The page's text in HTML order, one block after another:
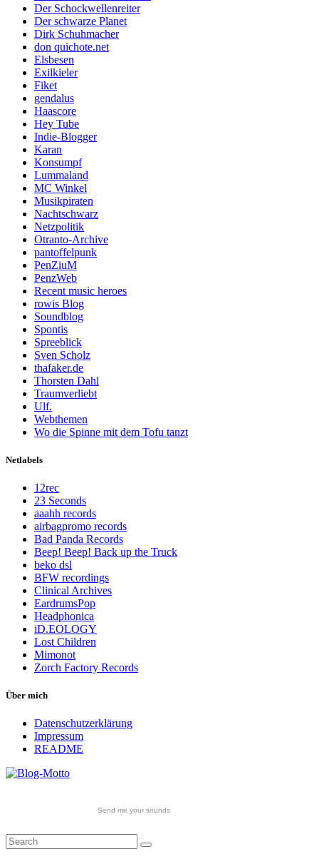
Der Schockwellenreiter
Der schwarze Planet
Dirk Schuhmacher
don quichote.net
Elsbesen
Exilkieler
Fiket
gendalus
Haascore
Hey Tube
Indie-Blogger
Karan
Konsumpf
Lummaland
MC Winkel
Musikpiraten
Nachtschwarz
Netzpolitik
Otranto-Archive
pantoffelpunk
PenZiuM
PenzWeb
Recent music heroes
rowis Blog
Soundblog
Spontis
Spreeblick
Sven Scholz
thafaker.de
Thorsten Dahl
Traumverliebt
Ulf.
Webthemen
Wo die Spinne mit dem Tofu tanzt
Netlabels
12rec
23 Seconds
aaahh records
airbagpromo records
Bad Panda Records
Beep! Beep! Back up the Truck
beko dsl
BFW recordings
Clinical Archives
EardrumsPop
Headphonica
iD.EOLOGY
Lost Children
Mimonot
Zorch Factory Records
Über mich
Datenschutzerklärung
Impressum
README
Send me your sounds